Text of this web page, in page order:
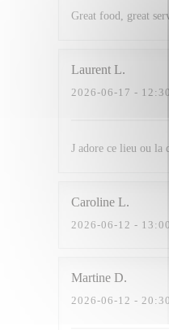
Great food, great
Laurent L
2026-06-17 -
J adore ce lieu ou la
Caroline L
2026-06-12 -
Martine D
2026-06-12 -